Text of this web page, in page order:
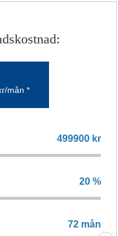
mån *
499900 kr
20 %
72 mån